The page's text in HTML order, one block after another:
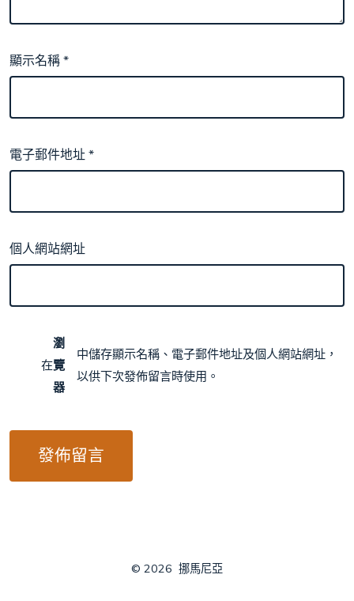
顯示名稱*
電子郵件地址*
個人網站網址
在
瀏
覽
器
中儲存顯示名稱、電子郵件地址及個人網站網址，
以供下次發佈留言時使用。
© 2026 挪馬尼亞